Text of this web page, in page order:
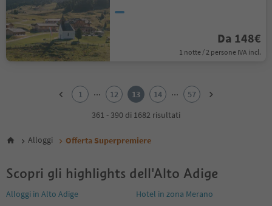
Da 148€
1 notte / 2 persone IVA incl.
6
9
11
1 ... 12 13 14 ...
57
361 - 390 di 1682 risultati
Alloggi Offerta Superpremiere
Scopri gli highlights dell'Alto Adige
Alloggi in Alto Adige
Hotel in zona Merano